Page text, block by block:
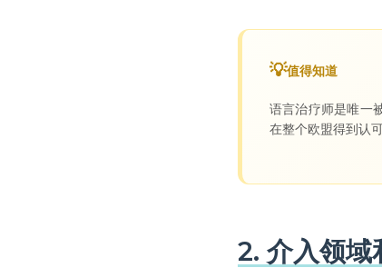
值得知道
语言治疗师是唯一
在整个欧盟得到认
2. 介入领域